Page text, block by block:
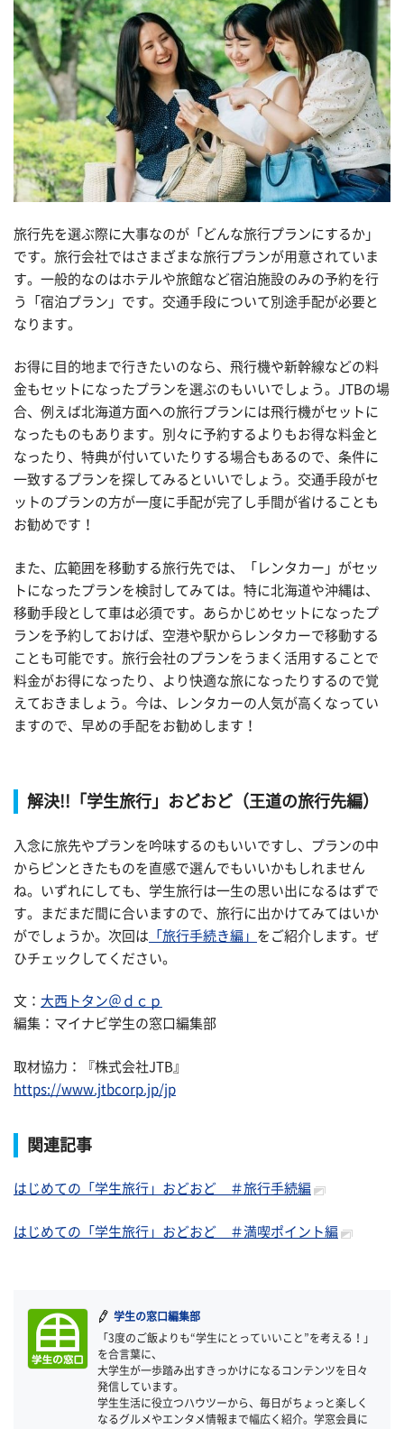
旅行先を選ぶ際に大事なのが「どんな旅行プランにするか」
です。旅行会社ではさまざまな旅行プランが用意されていま
す。一般的なのはホテルや旅館など宿泊施設のみの予約を行
う「宿泊プラン」です。交通手段について別途手配が必要と
なります。
お得に目的地まで行きたいのなら、飛行機や新幹線などの料
金もセットになったプランを選ぶのもいいでしょう。JTBの場
合、例えば北海道方面への旅行プランには飛行機がセットに
なったものもあります。別々に予約するよりもお得な料金と
なったり、特典が付いていたりする場合もあるので、条件に
一致するプランを探してみるといいでしょう。交通手段がセ
ットのプランの方が一度に手配が完了し手間が省けることも
お勧めです！
また、広範囲を移動する旅行先では、「レンタカー」がセッ
トになったプランを検討してみては。特に北海道や沖縄は、
移動手段として車は必須です。あらかじめセットになったプ
ランを予約しておけば、空港や駅からレンタカーで移動する
ことも可能です。旅行会社のプランをうまく活用することで
料金がお得になったり、より快適な旅になったりするので覚
えておきましょう。今は、レンタカーの人気が高くなってい
ますので、早めの手配をお勧めします！
解決!!「学生旅行」おどおど（王道の旅行先編）
入念に旅先やプランを吟味するのもいいですし、プランの中
からピンときたものを直感で選んでもいいかもしれません
ね。いずれにしても、学生旅行は一生の思い出になるはずで
す。まだまだ間に合いますので、旅行に出かけてみてはいか
がでしょうか。次回は 「旅行手続き編」 をご紹介します。ぜ
ひチェックしてください。
文： 大西トタン＠ｄｃｐ
編集：マイナビ学生の窓口編集部
取材協力：『株式会社JTB』
https://www.jtbcorp.jp/jp
関連記事
はじめての「学生旅行」おどおど ＃旅行手続編
はじめての「学生旅行」おどおど ＃満喫ポイント編
学生の窓口編集部
「3度のご飯よりも“学生にとっていいこと”を考える！」
を合言葉に、
大学生が一歩踏み出すきっかけになるコンテンツを日々
発信しています。
学生生活に役立つハウツーから、毎日がちょっと楽しく
なるグルメやエンタメ情報まで幅広く紹介。学窓会員に